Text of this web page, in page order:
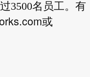
3500名员工。有
或